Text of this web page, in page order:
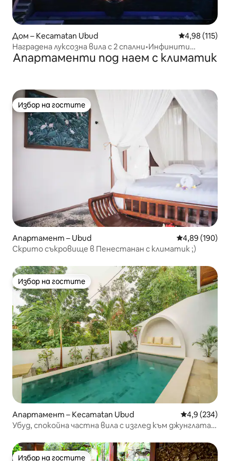
Дом – Kecamatan Ubud Средна
4,98 (115)
Наградена луксозна вила с 2 спални•Инфинити
басейн•Изглед към джунглата
Апартаменти под наем с климатик
Избор на гостите
Избор на гостите
Апартамент – Ubud Средна
4,89 (190)
Скрито съкровище в Пенестанан с климатик ;)
Избор на гостите
Избор на гостите
Апартамент – Kecamatan Ubud Средна
4,9 (234)
Убуд, спокойна частна вила с изглед към джунглата
Избор на гостите